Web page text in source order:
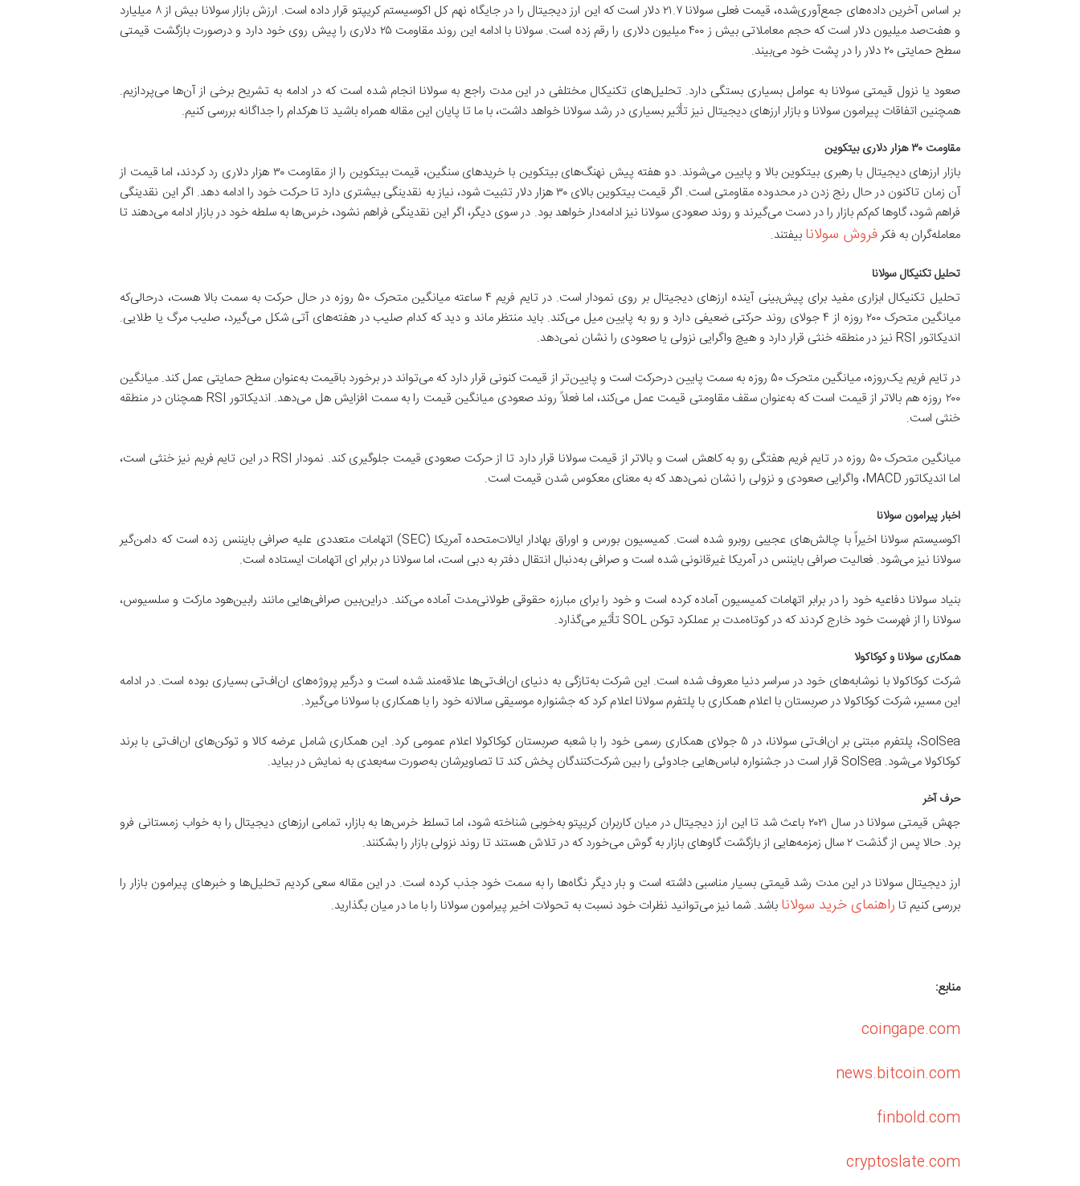
بر اساس آخرین داده‌های جمع‌آوری‌شده، قیمت فعلی سولانا ۲۱.۷ دلار است که این ارز دیجیتال را در جایگاه نهم کل اکوسیستم کریپتو قرار داده است. ارزش بازار سولانا بیش از ۸ میلیارد
و هفت‌صد میلیون دلار است که حجم معاملاتی بیش ز ۴۰۰ میلیون دلاری را رقم زده است. سولانا با ادامه این روند مقاومت ۲۵ دلاری را پیش روی خود دارد و درصورت بازگشت قیمتی
سطح حمایتی ۲۰ دلار را در پشت خود می‌بیند.
صعود یا نزول قیمتی سولانا به عوامل بسیاری بستگی دارد. تحلیل‌های تکنیکال مختلفی در این مدت راجع به سولانا انجام شده است که در ادامه به تشریح برخی از آن‌ها می‌پردازیم.
همچنین اتفاقات پیرامون سولانا و بازار ارزهای دیجیتال نیز تأثیر بسیاری در رشد سولانا خواهد داشت، با ما تا پایان این مقاله همراه باشید تا هرکدام را جداگانه بررسی کنیم.
مقاومت ۳۰ هزار دلاری بیتکوین
بازار ارزهای دیجیتال با رهبری بیتکوین بالا و پایین می‌شوند. دو هفته پیش نهنگ‌های بیتکوین با خریدهای سنگین، قیمت بیتکوین را از مقاومت ۳۰ هزار دلاری رد کردند، اما قیمت از
آن زمان تاکنون در حال رنج زدن در محدوده مقاومتی است. اگر قیمت بیتکوین بالای ۳۰ هزار دلار تثبیت شود، نیاز به نقدینگی بیشتری دارد تا حرکت خود را ادامه دهد. اگر این نقدینگی
فراهم شود، گاوها کم‌کم بازار را در دست می‌گیرند و روند صعودی سولانا نیز ادامه‌دار خواهد بود. در سوی دیگر، اگر این نقدینگی فراهم نشود، خرس‌ها به سلطه خود در بازار ادامه می‌دهند تا
معامله‌گران به فکرفروش سولانا بیفتند.
تحلیل تکنیکال سولانا
تحلیل تکنیکال ابزاری مفید برای پیش‌بینی آینده ارزهای دیجیتال بر روی نمودار است. در تایم فریم ۴ ساعته میانگین متحرک ۵۰ روزه در حال حرکت به سمت بالا هست، درحالی‌که
میانگین متحرک ۲۰۰ روزه از ۴ جولای روند حرکتی ضعیفی دارد و رو به پایین میل می‌کند. باید منتظر ماند و دید که کدام صلیب در هفته‌های آتی شکل می‌گیرد، صلیب مرگ یا طلایی.
اندیکاتور RSI نیز در منطقه خنثی قرار دارد و هیچ واگرایی نزولی یا صعودی را نشان نمی‌دهد.
در تایم فریم یک‌روزه، میانگین متحرک ۵۰ روزه به سمت پایین درحرکت است و پایین‌تر از قیمت کنونی قرار دارد که می‌تواند در برخورد باقیمت به‌عنوان سطح حمایتی عمل کند. میانگین
۲۰۰ روزه هم بالاتر از قیمت است که به‌عنوان سقف مقاومتی قیمت عمل می‌کند، اما فعلاً روند صعودی میانگین قیمت را به سمت افزایش هل می‌دهد. اندیکاتور RSI همچنان در منطقه
خنثی است.
میانگین متحرک ۵۰ روزه در تایم فریم هفتگی رو به کاهش است و بالاتر از قیمت سولانا قرار دارد تا از حرکت صعودی قیمت جلوگیری کند. نمودار RSI در این تایم فریم نیز خنثی است،
اما اندیکاتور MACD، واگرایی صعودی و نزولی را نشان نمی‌دهد که به معنای معکوس شدن قیمت است.
اخبار پیرامون سولانا
اکوسیستم سولانا اخیراً با چالش‌های عجیبی روبرو شده است. کمیسیون بورس و اوراق بهادار ایالات‌متحده آمریکا (SEC) اتهامات متعددی علیه صرافی بایننس زده است که دامن‌گیر
سولانا نیز می‌شود. فعالیت صرافی بایننس در آمریکا غیرقانونی شده است و صرافی به‌دنبال انتقال دفتر به دبی است، اما سولانا در برابر ای اتهامات ایستاده است.
بنیاد سولانا دفاعیه خود را در برابر اتهامات کمیسیون آماده کرده است و خود را برای مبارزه حقوقی طولانی‌مدت آماده می‌کند. دراین‌بین صرافی‌هایی مانند رابین‌هود مارکت و سلسیوس،
سولانا را از فهرست خود خارج کردند که در کوتاه‌مدت بر عملکرد توکن SOL تأثیر می‌گذارد.
همکاری سولانا و کوکاکولا
شرکت کوکاکولا با نوشابه‌های خود در سراسر دنیا معروف شده است. این شرکت به‌تازگی به دنیای ان‌اف‌تی‌ها علاقه‌مند شده است و درگیر پروژه‌های ان‌اف‌تی بسیاری بوده است. در ادامه
این مسیر، شرکت کوکاکولا در صربستان با اعلام همکاری با پلتفرم سولانا اعلام کرد که جشنواره موسیقی سالانه خود را با همکاری با سولانا می‌گیرد.
SolSea، پلتفرم مبتنی بر ان‌اف‌تی سولانا، در ۵ جولای همکاری رسمی خود را با شعبه صربستان کوکاکولا اعلام عمومی کرد. این همکاری شامل عرضه کالا و توکن‌های ان‌اف‌تی با برند
کوکاکولا می‌شود. SolSea قرار است در جشنواره لباس‌هایی جادوئی را بین شرکت‌کنندگان پخش کند تا تصاویرشان به‌صورت سه‌بعدی به نمایش در بیاید.
حرف آخر
جهش قیمتی سولانا در سال ۲۰۲۱ باعث شد تا این ارز دیجیتال در میان کاربران کریپتو به‌خوبی شناخته شود، اما تسلط خرس‌ها به بازار، تمامی ارزهای دیجیتال را به خواب زمستانی فرو
برد. حالا پس از گذشت ۲ سال زمزمه‌هایی از بازگشت گاوهای بازار به گوش می‌خورد که در تلاش هستند تا روند نزولی بازار را بشکنند.
ارز دیجیتال سولانا در این مدت رشد قیمتی بسیار مناسبی داشته است و بار دیگر نگاه‌ها را به سمت خود جذب کرده است. در این مقاله سعی کردیم تحلیل‌ها و خبرهای پیرامون بازار را
بررسی کنیم تا راهنمای خرید سولانا باشد. شما نیز می‌توانید نظرات خود نسبت به تحولات اخیر پیرامون سولانا را با ما در میان بگذارید.
منابع:
coingape.com
news.bitcoin.com
finbold.com
cryptoslate.com